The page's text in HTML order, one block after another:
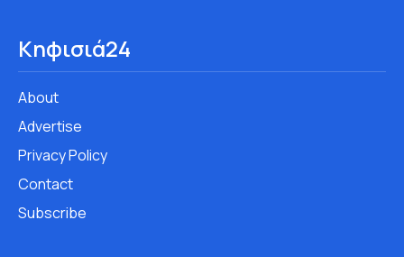
Κηφισιά24
About
Advertise
Privacy Policy
Contact
Subscribe